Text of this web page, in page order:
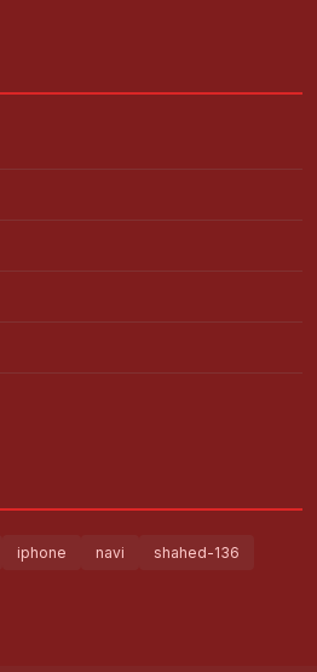
iphone navi
shahed-136